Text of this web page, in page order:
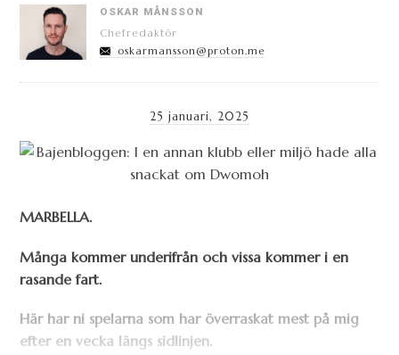
OSKAR MÅNSSON
Chefredaktör
oskarmansson@proton.me
25 januari, 2025
MARBELLA.
Många kommer underifrån och vissa kommer i en
rasande fart.
Här har ni spelarna som har överraskat mest på mig
efter en vecka längs sidlinjen.